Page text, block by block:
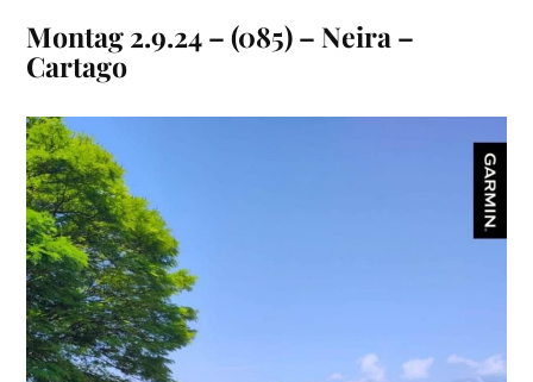
Montag 2.9.24 – (085) – Neira –
Cartago